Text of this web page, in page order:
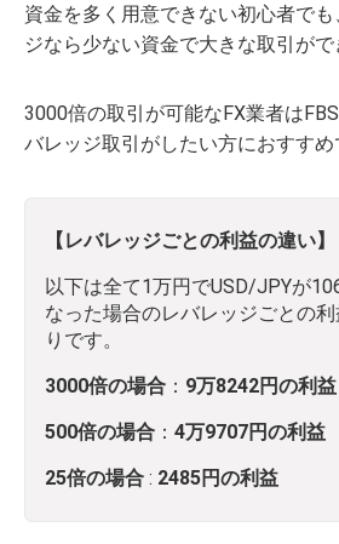
資金を多く用意できない初心者で
ジなら少ない資金で大きな取引がで
3000倍の取引が可能なFX業者は
バレッジ取引がしたい方におすすめ
【レバレッジごとの利益の違い】
以下は全て1万円でUSD/JPYが
なった場合のレバレッジごとの
りです。
3000倍の場合 ： 9万8242円の利益
500倍の場合 ： 4万9707円の利益
25倍の場合 : 2485円の利益